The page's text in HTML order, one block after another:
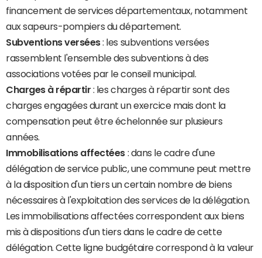
financement de services départementaux, notamment
aux sapeurs-pompiers du département.
Subventions versées: les subventions versées
rassemblent l'ensemble des subventions à des
associations votées par le conseil municipal.
Charges à répartir : les charges à répartir sont des
charges engagées durant un exercice mais dont la
compensation peut être échelonnée sur plusieurs
années.
Immobilisations affectées : dans le cadre d'une
délégation de service public, une commune peut mettre
à la disposition d'un tiers un certain nombre de biens
nécessaires à l'exploitation des services de la délégation.
Les immobilisations affectées correspondent aux biens
mis à dispositions d'un tiers dans le cadre de cette
délégation. Cette ligne budgétaire correspond à la valeur